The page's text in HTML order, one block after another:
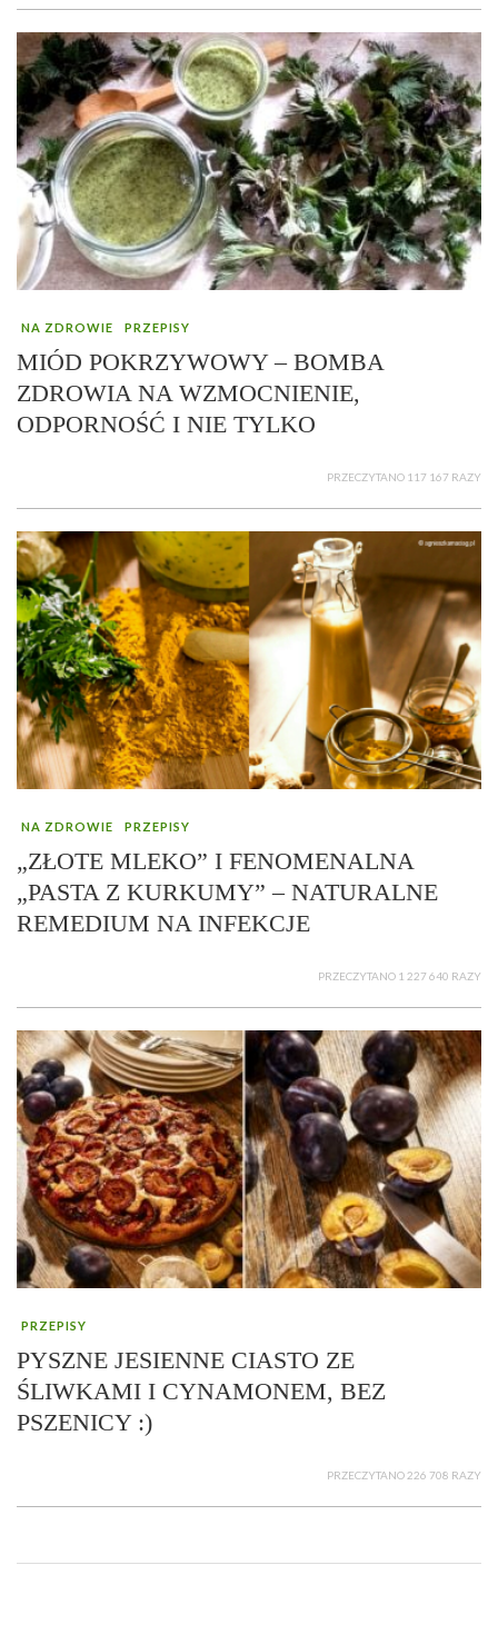
NA ZDROWIE PRZEPISY
MIÓD POKRZYWOWY – BOMBA
ZDROWIA NA WZMOCNIENIE,
ODPORNOŚĆ I NIE TYLKO
PRZECZYTANO 117 167 RAZY
NA ZDROWIE PRZEPISY
„ZŁOTE MLEKO” I FENOMENALNA
„PASTA Z KURKUMY” – NATURALNE
REMEDIUM NA INFEKCJE
PRZECZYTANO 1 227 640 RAZY
PRZEPISY
PYSZNE JESIENNE CIASTO ZE
ŚLIWKAMI I CYNAMONEM, BEZ
PSZENICY :)
PRZECZYTANO 226 708 RAZY